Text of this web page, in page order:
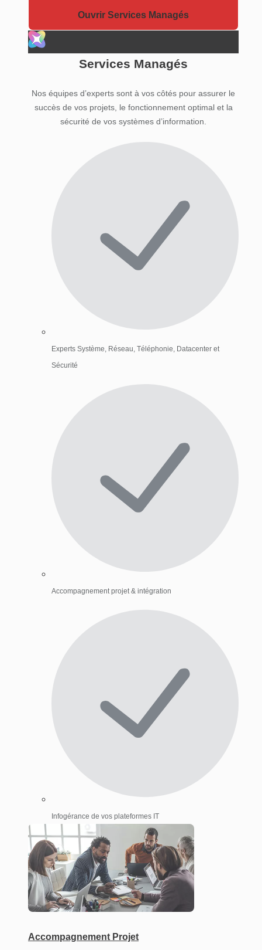
Ouvrir Services Managés
Services Managés
Nos équipes d’experts sont à vos côtés pour assurer le
succès de vos projets, le fonctionnement optimal et la
sécurité de vos systèmes d’information.
Experts Système, Réseau, Téléphonie, Datacenter et
Sécurité
Accompagnement projet & intégration
Infogérance de vos plateformes IT
Accompagnement Projet